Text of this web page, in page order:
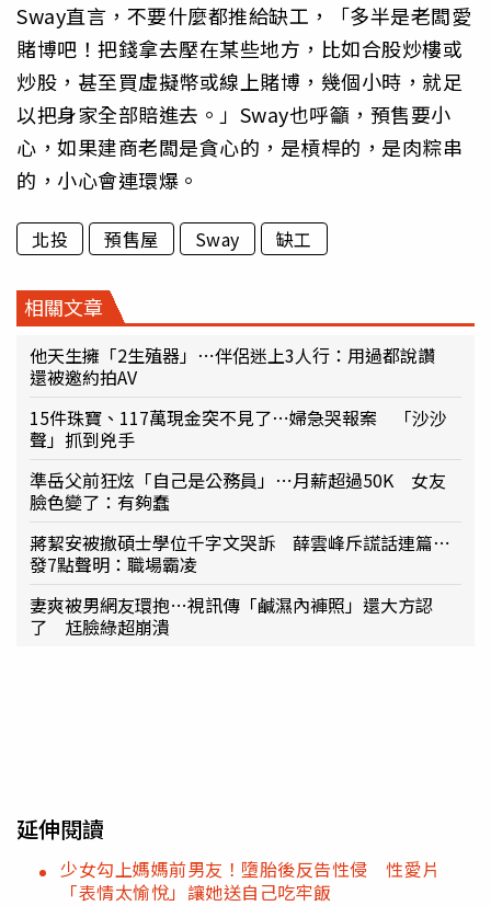
Sway直言，不要什麼都推給缺工，「多半是老闆愛
賭博吧！把錢拿去壓在某些地方，比如合股炒樓或
炒股，甚至買虛擬幣或線上賭博，幾個小時，就足
以把身家全部賠進去。」Sway也呼籲，預售要小
心，如果建商老闆是貪心的，是槓桿的，是肉粽串
的，小心會連環爆。
北投 預售屋 Sway 缺工
相關文章
他天生擁「2生殖器」⋯伴侶迷上3人行：用過都說讚
還被邀約拍AV
15件珠寶、117萬現金突不見了⋯婦急哭報案 「沙沙
聲」抓到兇手
準岳父前狂炫「自己是公務員」⋯月薪超過50K 女友
臉色變了：有夠蠢
蔣絜安被撤碩士學位千字文哭訴 薛雲峰斥謊話連篇⋯
發7點聲明：職場霸凌
妻爽被男網友環抱…視訊傳「鹹濕內褲照」還大方認
了 尪臉綠超崩潰
延伸閱讀
少女勾上媽媽前男友！墮胎後反告性侵 性愛片
「表情太愉悅」讓她送自己吃牢飯